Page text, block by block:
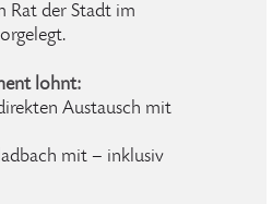
Rat der Stadt im
lohnt:
Austausch mit
mit – inklusiv